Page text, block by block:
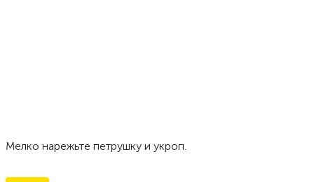
Мелко нарежьте петрушку и укроп.